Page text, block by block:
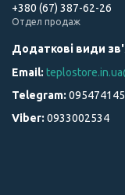
+380 (67) 387-62-26
Отдел продаж
0933002534